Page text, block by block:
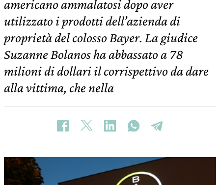
americano ammalatosi dopo aver
utilizzato i prodotti dell’azienda di
proprietà del colosso Bayer. La giudice
Suzanne Bolanos ha abbassato a 78
milioni di dollari il corrispettivo da dare
alla vittima, che nella